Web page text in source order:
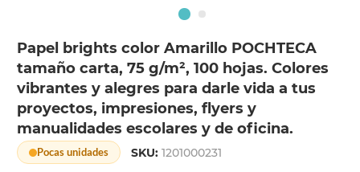
Papel brights color Amarillo POCHTECA
tamaño carta, 75 g/m², 100 hojas. Colores
vibrantes y alegres para darle vida a tus
proyectos, impresiones, flyers y
manualidades escolares y de oficina.
Pocas unidades SKU:1201000231